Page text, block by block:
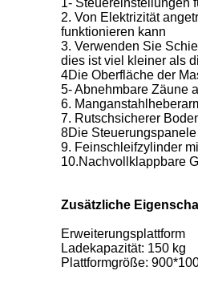
1- Steuereinstellungen
2. Von Elektrizität
funktionieren kann
3. Verwenden Sie
dies ist viel kleiner als
4Die Oberfläche der
5- Abnehmbare Zäune
6.
7. Rutschsicherer
8Die
9. Feinschleifzylinder
10.Nachvollklappbare
Zusätzliche
Erweiterungsplattform
Ladekapazität: 150 kg
Plattformgröße: